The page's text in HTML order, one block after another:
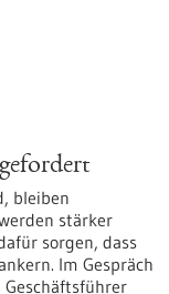
bleiben
stärker
sorgen, dass
Im Gespräch
Geschäftsführer